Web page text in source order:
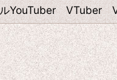
ルYouTuber